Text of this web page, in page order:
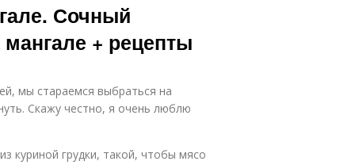
Сочный
+ рецепты
мы стараемся выбраться на
Скажу честно, я очень люблю
куриной грудки, такой, чтобы мясо